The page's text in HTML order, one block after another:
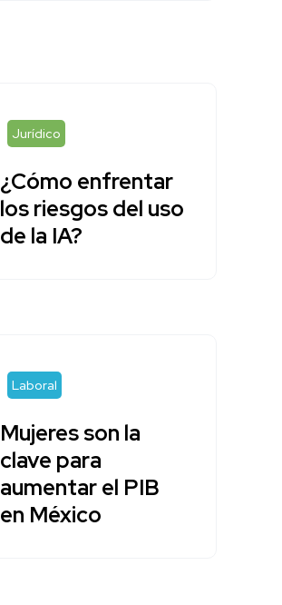
Jurídico
¿Cómo enfrentar
los riesgos del uso
de la IA?
Laboral
Mujeres son la
clave para
aumentar el PIB
en México